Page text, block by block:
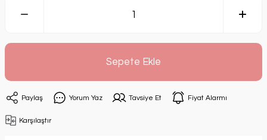
Sepete Ekle
Paylaş Yorum Yaz Tavsiye Et Fiyat Alarmı
Karşılaştır